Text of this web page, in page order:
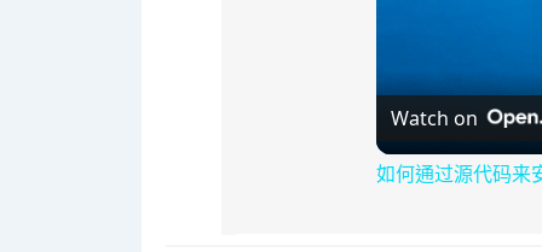
Watch on
如何通过源代码来